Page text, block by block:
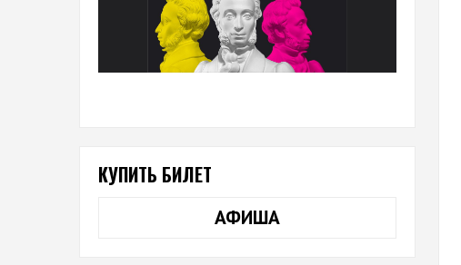
КУПИТЬ БИЛЕТ
АФИША